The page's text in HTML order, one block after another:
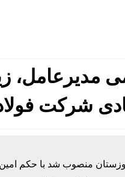
شرکت
منصوب شد با حکم